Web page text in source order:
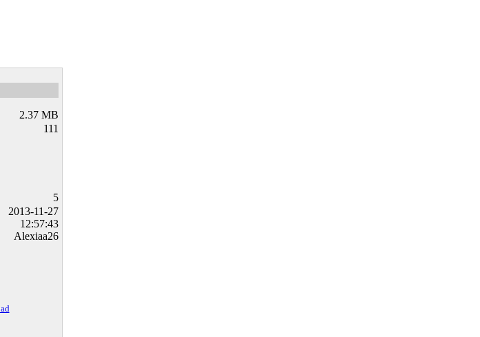
2.37 MB
111
5
2013-11-27
12:57:43
Alexiaa26